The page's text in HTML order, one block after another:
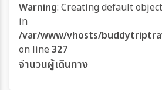
Warning: Creating default
in
/var/www/vhosts/
on line 327
จำนวนผู้เดินทาง